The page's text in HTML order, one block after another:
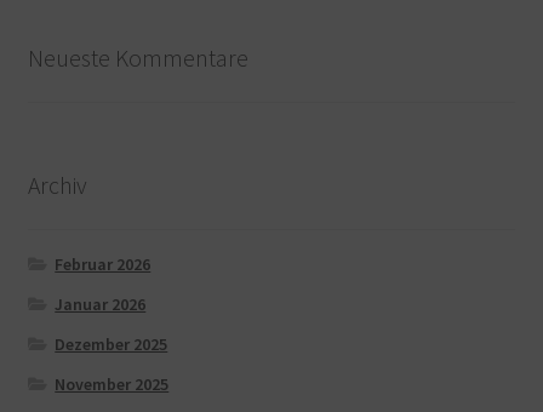
Neueste Kommentare
Archiv
Februar 2026
Januar 2026
Dezember 2025
November 2025